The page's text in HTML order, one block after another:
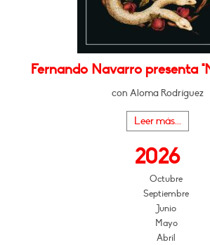
Fernando Navarro presenta
con Aloma Rodríguez
Leer más...
2026
Octubre
Septiembre
Junio
Mayo
Abril